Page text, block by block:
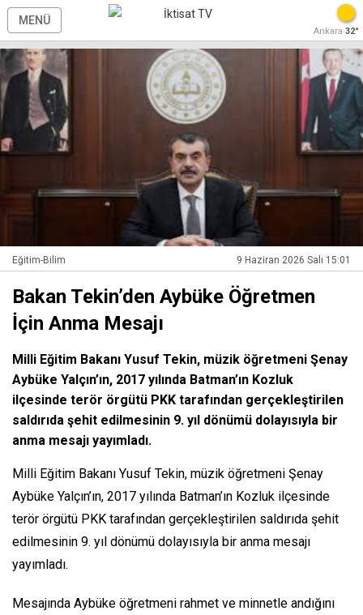
MENÜ
Ankara 32°
Eğitim-Bilim 9 Haziran 2026 Salı 15:01
Bakan Tekin’den Aybüke Öğretmen
İçin Anma Mesajı
Milli Eğitim Bakanı Yusuf Tekin, müzik öğretmeni Şenay
Aybüke Yalçın’ın, 2017 yılında Batman’ın Kozluk
ilçesinde terör örgütü PKK tarafından gerçekleştirilen
saldırıda şehit edilmesinin 9. yıl dönümü dolayısıyla bir
anma mesajı yayımladı.
Milli Eğitim Bakanı Yusuf Tekin, müzik öğretmeni Şenay
Aybüke Yalçın’ın, 2017 yılında Batman’ın Kozluk ilçesinde
terör örgütü PKK tarafından gerçekleştirilen saldırıda şehit
edilmesinin 9. yıl dönümü dolayısıyla bir anma mesajı
yayımladı.
Mesajında Aybüke öğretmeni rahmet ve minnetle andığını